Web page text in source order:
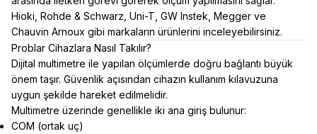
Hioki, Rohde & Schwarz, Uni-T, GW Instek, Megger ve
Chauvin Arnoux gibi markaların ürünlerini inceleyebilirsiniz.
Problar Cihazlara Nasıl Takılır?
Dijital multimetre ile yapılan ölçümlerde doğru bağlantı büyük
önem taşır. Güvenlik açısından cihazın kullanım kılavuzuna
uygun şekilde hareket edilmelidir.
Multimetre üzerinde genellikle iki ana giriş bulunur:
COM (ortak uç)